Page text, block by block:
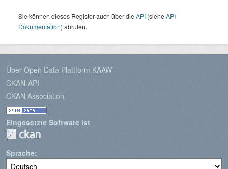
Sie können dieses Register auch über dieAPI (sieheAPI-
Dokumentation) abrufen.
Über Open Data Plattform KAAW
CKAN-API
CKAN Association
Eingesetzte Software ist
Sprache